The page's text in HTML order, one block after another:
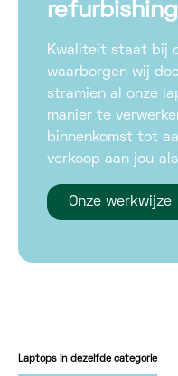
Kwaliteit staat bij
waarborgen wij
stramien al onze
manier te
binnenkomst tot
verkoop aan jou
Onze werkwijze
Laptops in dezelfde categorie